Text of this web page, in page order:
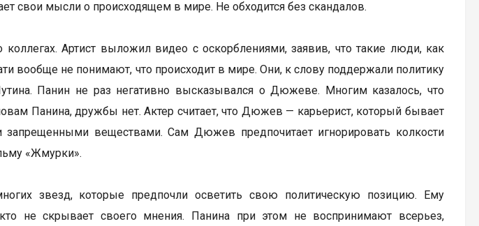
свои мысли о происходящем в мире. Не обходится без скандалов.
Артист выложил видео с оскорблениями, заявив, что такие люди, как
вообще не понимают, что происходит в мире. Они, к слову поддержали политику
Панин не раз негативно высказывался о Дюжеве. Многим казалось, что
Панина, дружбы нет. Актер считает, что Дюжев — карьерист, который бывает
запрещенными веществами. Сам Дюжев предпочитает игнорировать колкости
«Жмурки».
звезд, которые предпочли осветить свою политическую позицию. Ему
не скрывает своего мнения. Панина при этом не воспринимают всерьез,